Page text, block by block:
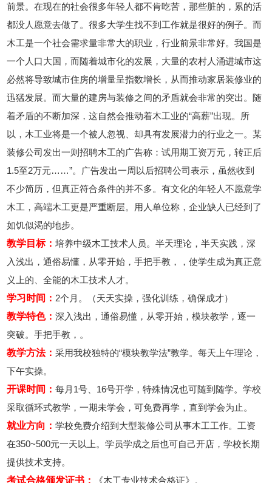
前景。在现在的社会很多年轻人都不肯吃苦，那些脏的，累的活
都没人愿意去做了。很多大学生找不到工作就是很好的例子。而
木工是一个社会需求量非常大的职业，行业前景非常好。我国是
一个人口大国，而随着城市化的发展，大量的农村人涌进城市这
必然将导致城市住房的增量呈指数增长，从而推动家居装修业的
迅猛发展。而大量的建房与装修之间的矛盾就会非常的突出。随
着矛盾的不断加深，这自然会推动着木工业的“高薪”出现。所
以，木工业将是一个被人忽视、却具有发展潜力的行业之一。某
装修公司发出一则招聘木工的广告称：试用期工资万元，转正后
1.5至2万元……”。广告发出一周以后招聘公司表示，虽然收到
不少简历，但真正符合条件的并不多。有文化的年轻人不愿意学
木工，高端木工更是严重断层。用人单位称，企业缺人已经到了
如饥似渴的地步。
教学目标：培养中级木工技术人员。半天理论，半天实践，深
入浅出，通俗易懂，从零开始，手把手教，，使学生成为真正意
义上的、全能的木工技术人才。
学习时间： 2个月。（天天实操，强化训练，确保成才）
教学特色：深入浅出，通俗易懂，从零开始，模块教学，逐一
突破。手把手教，。
教学方法：采用我校独特的“模块教学法”教学。每天上午理论，
下午实操。
开课时间：每月1号、16号开学，特殊情况也可随到随学。学校
采取循环式教学，一期未学会，可免费再学，直到学会为止。
就业方向：学校免费介绍到大型装修公司从事木工工作。工资
在350~500元一天以上。学员学成之后也可自己开店，学校长期
提供技术支持。
考试合格颁发证书：
《木工专业技术合格证》。